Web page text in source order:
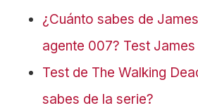
¿Cuánto sabes de
agente 007? Test James
Test de The Walking
sabes de la serie?